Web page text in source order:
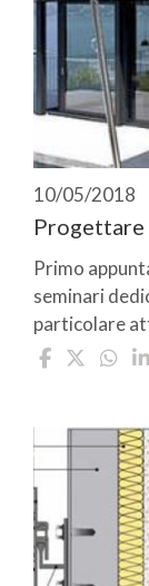
10/05/2018
Primo
seminari
particolare